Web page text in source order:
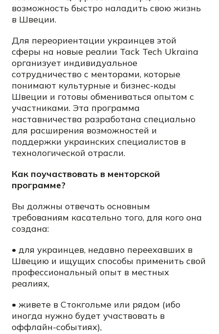
возможность быстро наладить свою жизнь
в Швеции.
Для переориентации украинцев этой
сферы на новые реалии Tack Tech Ukraina
организует индивидуальное
сотрудничество с менторами, которые
понимают культурные и бизнес-коды
Швеции и готовы обмениваться опытом с
участниками. Эта программа
наставничества разработана специально
для расширения возможностей и
поддержки украинских специалистов в
технологической отрасли.
Как поучаствовать в менторской
программе?
Вы должны отвечать основным
требованиям касательно того, для кого она
создана:
• для украинцев, недавно переехавших в
Швецию и ищущих способы применить свой
профессиональный опыт в местных
реалиях,
• живете в Стокгольме или рядом (ибо
иногда нужно будет участвовать в
оффлайн-событиях),